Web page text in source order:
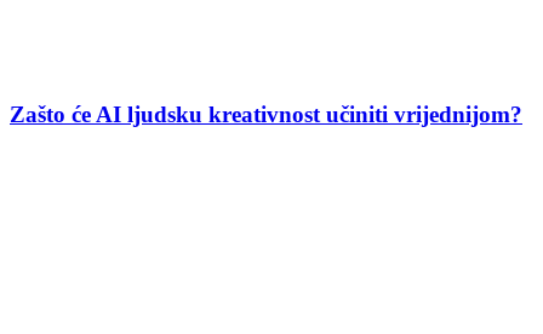
Zašto će AI ljudsku kreativnost učiniti vrijednijom?